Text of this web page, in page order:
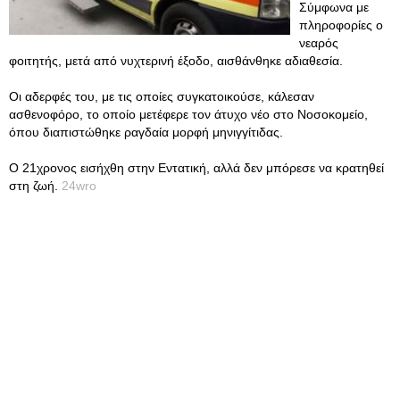
Σύμφωνα με
πληροφορίες ο
νεαρός
φοιτητής, μετά από νυχτερινή έξοδο, αισθάνθηκε αδιαθεσία.
Οι αδερφές του, με τις οποίες συγκατοικούσε, κάλεσαν
ασθενοφόρο, το οποίο μετέφερε τον άτυχο νέο στο Νοσοκομείο,
όπου διαπιστώθηκε ραγδαία μορφή μηνιγγίτιδας.
Ο 21χρονος εισήχθη στην Εντατική, αλλά δεν μπόρεσε να κρατηθεί
στη ζωή. 24wro